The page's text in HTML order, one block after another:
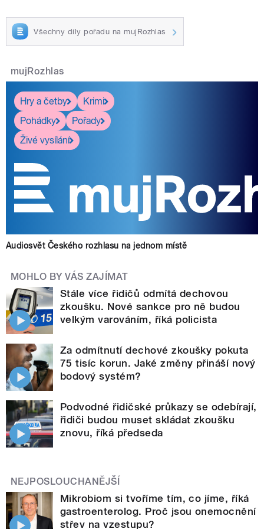
Všechny díly pořadu na mujRozhlas
mujRozhlas
Hry a četby
Krimi
Pohádky
Pořady
Živé vysílání
Audiosvět Českého rozhlasu na jednom místě
MOHLO BY VÁS ZAJÍMAT
Stále více řidičů odmítá dechovou
zkoušku. Nové sankce pro ně budou
velkým varováním, říká policista
Za odmítnutí dechové zkoušky pokuta
75 tisíc korun. Jaké změny přináší nový
bodový systém?
Podvodné řidičské průkazy se odebírají,
řidiči budou muset skládat zkoušku
znovu, říká předseda
NEJPOSLOUCHANĚJŠÍ
Mikrobiom si tvoříme tím, co jíme, říká
gastroenterolog. Proč jsou onemocnění
střev na vzestupu?